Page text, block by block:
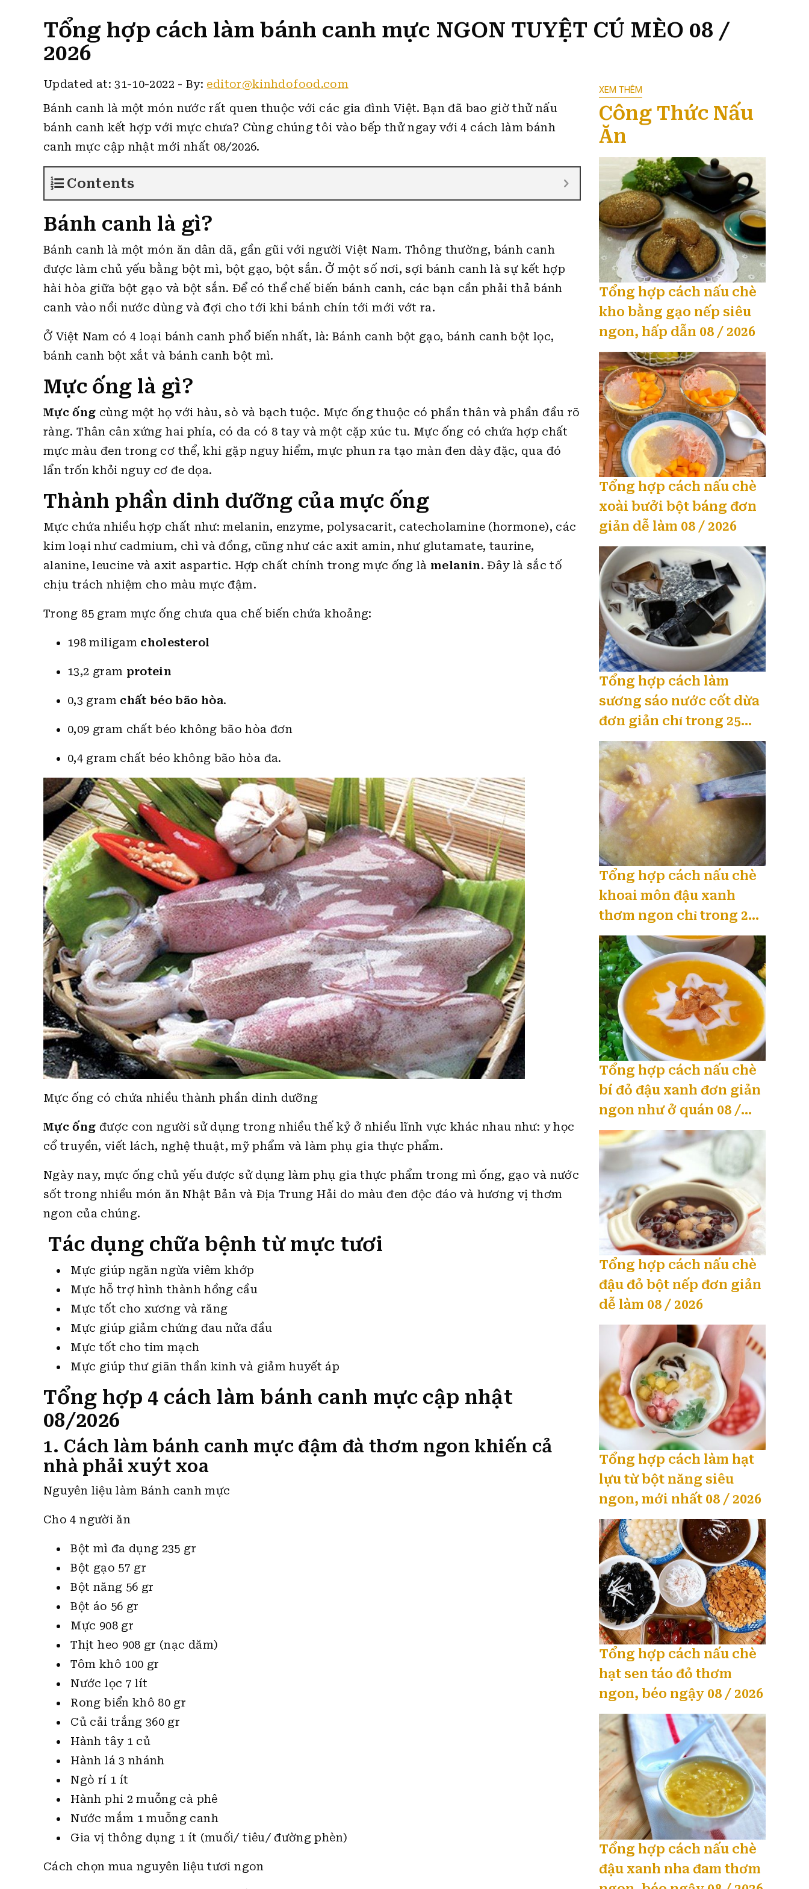
Tổng hợp cách làm bánh canh mực NGON TUYỆT CÚ MÈO 08 /
2026
Updated at: 31-10-2022 -By: editor@kinhdofood.com
Bánh canh là một món nước rất quen thuộc với các gia đình Việt. Bạn đã bao giờ thử nấu
bánh canh kết hợp với mực chưa? Cùng chúng tôi vào bếp thử ngay với 4 cách làm bánh
canh mực cập nhật mới nhất 08/2026.
Contents
Bánh canh là gì?
Bánh canh là một món ăn dân dã, gần gũi với người Việt Nam. Thông thường, bánh canh
được làm chủ yếu bằng bột mì, bột gạo, bột sắn. Ở một số nơi, sợi bánh canh là sự kết hợp
hài hòa giữa bột gạo và bột sắn. Để có thể chế biến bánh canh, các bạn cần phải thả bánh
canh vào nồi nước dùng và đợi cho tới khi bánh chín tới mới vớt ra.
Ở Việt Nam có 4 loại bánh canh phổ biến nhất, là: Bánh canh bột gạo, bánh canh bột lọc,
bánh canh bột xắt và bánh canh bột mì.
Mực ống là gì?
Mực ống cùng một họ với hàu, sò và bạch tuộc. Mực ống thuộc có phần thân và phần đầu rõ
ràng. Thân cân xứng hai phía, có da có 8 tay và một cặp xúc tu. Mực ống có chứa hợp chất
mực màu đen trong cơ thể, khi gặp nguy hiểm, mực phun ra tạo màn đen dày đặc, qua đó
lẩn trốn khỏi nguy cơ đe dọa.
Thành phần dinh dưỡng của mực ống
Mực chứa nhiều hợp chất như: melanin, enzyme, polysacarit, catecholamine (hormone), các
kim loại như cadmium, chì và đồng, cũng như các axit amin, như glutamate, taurine,
alanine, leucine và axit aspartic. Hợp chất chính trong mực ống là melanin. Đây là sắc tố
chịu trách nhiệm cho màu mực đậm.
Trong 85 gram mực ống chưa qua chế biến chứa khoảng:
198 miligam cholesterol
13,2 gram protein
0,3 gram chất béo bão hòa.
0,09 gram chất béo không bão hòa đơn
0,4 gram chất béo không bão hòa đa.
Mực ống có chứa nhiều thành phần dinh dưỡng
Mực ống được con người sử dụng trong nhiều thế kỷ ở nhiều lĩnh vực khác nhau như: y học
cổ truyền, viết lách, nghệ thuật, mỹ phẩm và làm phụ gia thực phẩm.
Ngày nay, mực ống chủ yếu được sử dụng làm phụ gia thực phẩm trong mì ống, gạo và nước
sốt trong nhiều món ăn Nhật Bản và Địa Trung Hải do màu đen độc đáo và hương vị thơm
ngon của chúng.
Tác dụng chữa bệnh từ mực tươi
Mực giúp ngăn ngừa viêm khớp
Mực hỗ trợ hình thành hồng cầu
Mực tốt cho xương và răng
Mực giúp giảm chứng đau nửa đầu
Mực tốt cho tim mạch
Mực giúp thư giãn thần kinh và giảm huyết áp
Tổng hợp 4 cách làm bánh canh mực cập nhật
08/2026
1. Cách làm bánh canh mực đậm đà thơm ngon khiến cả
nhà phải xuýt xoa
Nguyên liệu làm Bánh canh mực
Cho 4 người ăn
Bột mì đa dụng 235 gr
Bột gạo 57 gr
Bột năng 56 gr
Bột áo 56 gr
Mực 908 gr
Thịt heo 908 gr (nạc dăm)
Tôm khô 100 gr
Nước lọc 7 lít
Rong biển khô 80 gr
Củ cải trắng 360 gr
Hành tây 1 củ
Hành lá 3 nhánh
Ngò rí 1 ít
Hành phi 2 muỗng cà phê
Nước mắm 1 muỗng canh
Gia vị thông dụng 1 ít (muối/ tiêu/ đường phèn)
Cách chọn mua nguyên liệu tươi ngon
XEM THÊM
Công Thức Nấu
Ăn
Tổng hợp cách nấu chè
kho bằng gạo nếp siêu
ngon, hấp dẫn 08 / 2026
Tổng hợp cách nấu chè
xoài bưởi bột báng đơn
giản dễ làm 08 / 2026
Tổng hợp cách làm
sương sáo nước cốt dừa
đơn giản chỉ trong 25
phút 08 / 2026
Tổng hợp cách nấu chè
khoai môn đậu xanh
thơm ngon chỉ trong 20
phút 08 / 2026
Tổng hợp cách nấu chè
bí đỏ đậu xanh đơn giản
ngon như ở quán 08 /
2026
Tổng hợp cách nấu chè
đậu đỏ bột nếp đơn giản
dễ làm 08 / 2026
Tổng hợp cách làm hạt
lựu từ bột năng siêu
ngon, mới nhất 08 / 2026
Tổng hợp cách nấu chè
hạt sen táo đỏ thơm
ngon, béo ngậy 08 / 2026
Tổng hợp cách nấu chè
đậu xanh nha đam thơm